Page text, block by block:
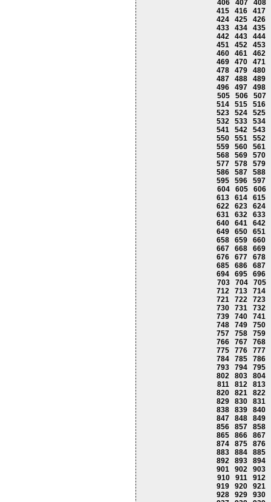
406
407
408
415
416
417
424
425
426
433
434
435
442
443
444
451
452
453
460
461
462
469
470
471
478
479
480
487
488
489
496
497
498
505
506
507
514
515
516
523
524
525
532
533
534
541
542
543
550
551
552
559
560
561
568
569
570
577
578
579
586
587
588
595
596
597
604
605
606
613
614
615
622
623
624
631
632
633
640
641
642
649
650
651
658
659
660
667
668
669
676
677
678
685
686
687
694
695
696
703
704
705
712
713
714
721
722
723
730
731
732
739
740
741
748
749
750
757
758
759
766
767
768
775
776
777
784
785
786
793
794
795
802
803
804
811
812 813
820
821
822
829
830
831
838
839
840
847
848
849
856
857
858
865
866
867
874
875
876
883
884
885
892
893
894
901
902
903
910
911 912
919
920
921
928
929
930